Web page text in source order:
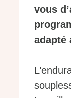
vous
adapté